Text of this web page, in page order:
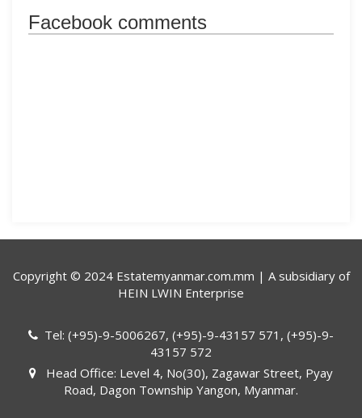
Facebook comments
Copyright © 2024 Estatemyanmar.com.mm | A subsidiary of
HEIN LWIN Enterprise
Tel: (+95)-9-5006267, (+95)-9-43157 571, (+95)-9-
43157 572
Head Office: Level 4, No(30), Zagawar Street, Pyay
Road, Dagon Township Yangon, Myanmar.